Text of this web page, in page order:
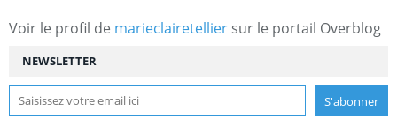
NEWSLETTER
Voir le profil de marieclairetellier sur le portail Overblog